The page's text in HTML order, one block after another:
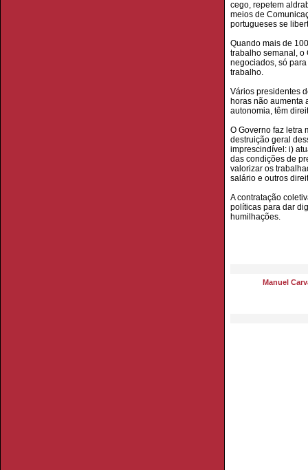
cego, repetem
meios de
portugueses se
Quando mais de
trabalho semanal, o
negociados, só
trabalho.
Vários presidentes
horas não aumenta
autonomia, têm
O Governo faz letra
destruição geral
imprescindível: i)
das condições de
valorizar os
salário e outros
A contratação
políticas para dar
humilhações.
Manuel